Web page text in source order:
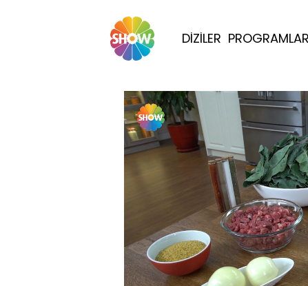
DİZİLER PROGRAMLAR